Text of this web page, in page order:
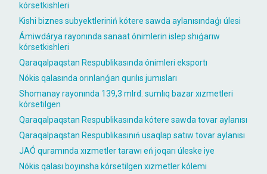
kórsetkishleri
Kishi biznes subyektleriniń kótere sawda aylanısındaǵı úlesi
Ámiwdárya rayonında sanaat ónimlerin islep shıǵarıw
kórsetkishleri
Qaraqalpaqstan Respublikasında ónimleri eksportı
Nókis qalasında orınlanǵan qurılıs jumısları
Shomanay rayonında 139,3 mlrd. sumlıq bazar xızmetleri
kórsetilgen
Qaraqalpaqstan Respublikasında kótere sawda tovar aylanısı
Qaraqalpaqstan Respublikasınıń usaqlap satıw tovar aylanısı
JAÓ quramında xızmetler tarawı eń joqarı úleske iye
Nókis qalası boyınsha kórsetilgen xızmetler kólemi